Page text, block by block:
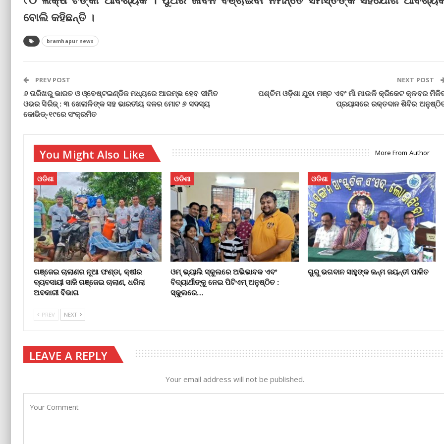
ବୋଲି କହିଛନ୍ତି ।
bramhapur news
PREV POST
୬ ତାରିଖରୁ ଭାରତ ଓ ଓ୍ବେଷ୍ଟଇଣ୍ଡିଜ ମଧ୍ୟରେ ଆରମ୍ଭ ହେବ ସୀମିତ
ଓଭର ସିରିଜ୍‌ : ୩ ଖେଳାଳିଙ୍କ ସହ ଭାରତୀୟ ଦଳର ମୋଟ ୬ ସଦସ୍ୟ
କୋଭିଡ୍‌-୧୯ରେ ସଂକ୍ରମିତ
NEXT POST
ପଶ୍ଚିମ ଓଡ଼ିଶା ଯୁବା ମଞ୍ଚ ଏବଂ ମାଁ ମାଉଳି କ୍ରିକେଟ କ୍ଳବର
ପ୍ରୟାସରେ ରକ୍ତଦାନ ଶିବିର
You Might Also Like More From Author
ଓଡିଶା
ଗଞ୍ଜେଇ ଚାଲାଣର ନୂଆ ଫଣ୍ଡା, କ୍ଷୀର
ବ୍ୟବସାୟୀ ସାଜି ଗଞ୍ଜେଇ ଚାଲାଣ, ଧରିଲା
ଅବକାରୀ ବିଭାଗ
ଓଡିଶା
ଓମ୍‌ ଭ୍ୟାଲି ସ୍କୁଲରେ ଅଭିଭାବକ ଏବଂ
ବିଦ୍ୟାର୍ଥୀଙ୍କୁ ନେଇ ପିଟିଏମ୍‌ ଅନୁଷ୍ଠିତ :
ସ୍କୁଲରେ…
ଓଡିଶା
ଗୁରୁ ଭଗବାନ ସାହୁଙ୍କ ଜନ୍ମ ଜୟନ୍ତୀ ପାଳିତ
PREV NEXT
LEAVE A REPLY
Your email address will not be published.